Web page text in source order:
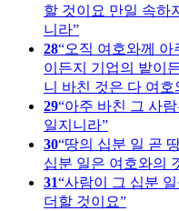
할 것이요 만일 속하
니라
28 오직 여호와께
이든지 기업의 밭이
니 바친 것은 다 여
29 아주 바친 그 사
일지니라
30 땅의 십분 일 곧
십분 일은 여호와의
31 사람이 그 십분
더할 것이요